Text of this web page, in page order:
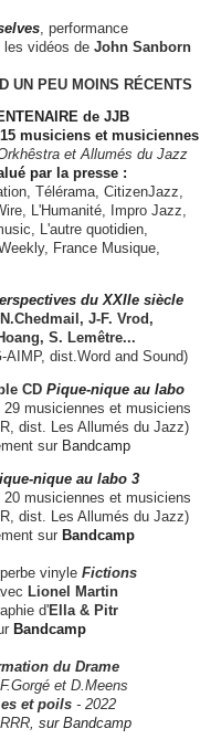
, performance
les vidéos de John Sanborn
UN PEU MOINS RÉCENTS
de JJB
musiciens et musiciennes
et Allumés du Jazz
par la presse :
Télérama, CitizenJazz,
L'Humanité, Impro Jazz,
L'autre quotidien,
France Musique,
du XXIIe siècle
N.Chedmail, J-F. Vrod,
S. Lemêtre...
AIMP, dist.Word and Sound)
CD Pique-nique au labo
musiciennes et musiciens
dist. Les Allumés du Jazz)
sur Bandcamp
nique au labo 3
20 musiciennes et musiciens
dist. Les Allumés du Jazz)
sur Bandcamp
vinyle Fictions
Lionel Martin
d'Ella & Pitr
Bandcamp
du Drame
et D.Meens
et poils - 2022
sur Bandcamp